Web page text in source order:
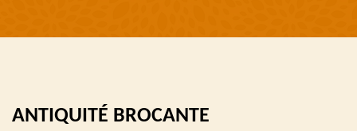
ANTIQUITÉ BROCANTE